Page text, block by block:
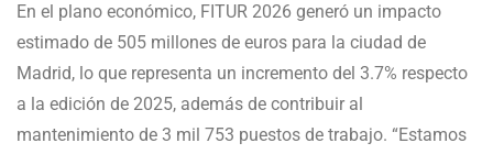
En el plano económico, FITUR 2026 generó un impacto
estimado de 505 millones de euros para la ciudad de
Madrid, lo que representa un incremento del 3.7% respecto
a la edición de 2025, además de contribuir al
mantenimiento de 3 mil 753 puestos de trabajo. “Estamos